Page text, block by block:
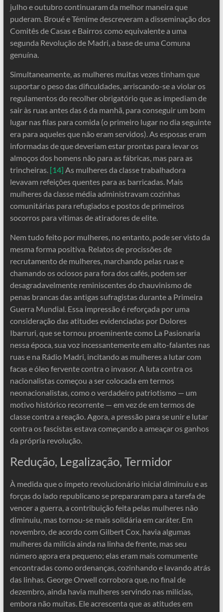
julho e outubro continuaram da melhor maneira que
puderam. Broué e Témime descreveram a disseminação dos
Comitês de Casas e Bairros como equivalente a uma
segunda Revolução de Madri, a base de uma Comuna
genuína.
Simultaneamente, as mulheres muitas vezes tinham que
suportar o peso das dificuldades, arriscando-se a violar os
regulamentos do recolher obrigatório que as impediam de
sair às ruas antes das 6 da manhã, para conseguir um bom
lugar nas filas para comida (o primeiro lugar no dia seguinte
era para aqueles que não eram servidos). As esposas eram
informadas de que deveriam estar prontas para levar os
almoços dos homens não para as fábricas, mas para as
trincheiras. [14] As mulheres da classe trabalhadora
levavam refeições quentes para as barricadas. Mais
mulheres da classe média administravam cozinhas
comunitárias para refugiados e postos de primeiros
socorros para vítimas de atiradores de elite.
Nem tudo feito por mulheres, no entanto, pode ser visto da
mesma forma positiva. Relatos de procissões de
recrutamento de mulheres, marchando pelas ruas e
chamando os ociosos para fora dos cafés, podem ser
desagradavelmente reminiscentes do chauvinismo de
penas brancas das antigas sufragistas durante a Primeira
Guerra Mundial. Essa impressão é reforçada por uma
consideração das atitudes evidenciadas por Dolores
Ibarruri, que se tornou proeminente como La Pasionaria
nessa época, sua voz incessantemente em alto-falantes nas
ruas e na Rádio Madri, incitando as mulheres a lutar com
facas e óleo fervente contra o invasor. A luta contra os
nacionalistas começou a ser colocada em termos
neonacionalistas, como o verdadeiro patriotismo — um
motivo histórico recorrente — em vez de em termos de
classe contra a reação. Agora, a pressão para se unir e lutar
contra os fascistas estava começando a ameaçar os ganhos
da própria revolução.
Redução, Legalização, Termidor
À medida que o ímpeto revolucionário inicial diminuiu e as
forças do lado republicano se prepararam para a tarefa de
vencer a guerra, a contribuição feita pelas mulheres não
diminuiu, mas tornou-se mais solidária em caráter. Em
novembro, de acordo com Gilbert Cox, havia algumas
mulheres da milícia ainda na linha de frente, mas seu
número agora era pequeno; elas eram mais comumente
encontradas como ordenanças, cozinhando e lavando atrás
das linhas. George Orwell corrobora que, no final de
dezembro, ainda havia mulheres servindo nas milícias,
embora não muitas. Ele acrescenta que as atitudes em